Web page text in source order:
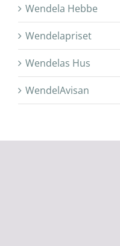
Wendela Hebbe
Wendelapriset
Wendelas Hus
WendelAvisan